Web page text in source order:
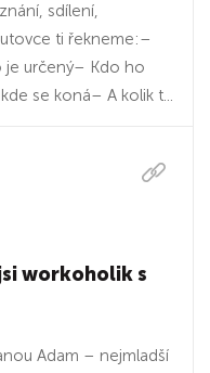
sdílení,
ti řekneme:–
je určený– Kdo ho
se koná– A kolik t...
workoholik s
Adam – nejmladší